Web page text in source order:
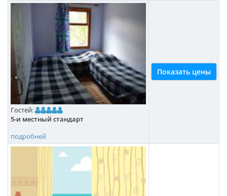
Гостей:
5-и местный стандарт
подробней
Показать цены